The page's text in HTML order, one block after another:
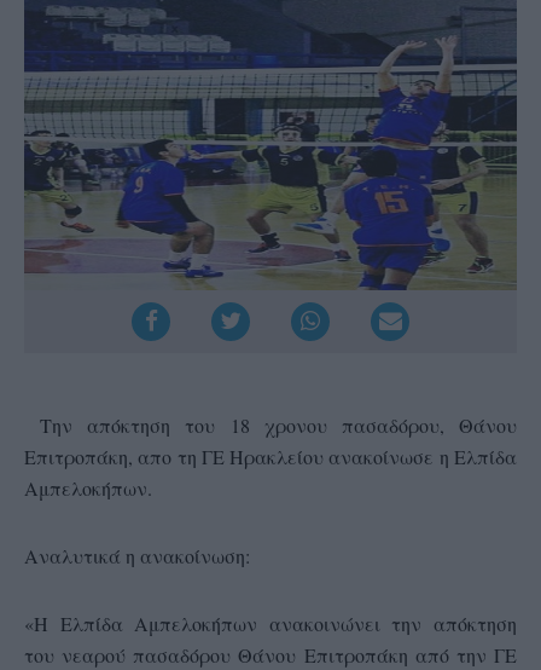
Την απόκτηση του 18 χρονου πασαδόρου, Θάνου
Επιτροπάκη, απο τη ΓΕ Ηρακλείου ανακοίνωσε η Ελπίδα
Αμπελοκήπων.
Αναλυτικά η ανακοίνωση:
«Η Ελπίδα Αμπελοκήπων ανακοινώνει την απόκτηση
του νεαρού πασαδόρου Θάνου Επιτροπάκη από την ΓΕ